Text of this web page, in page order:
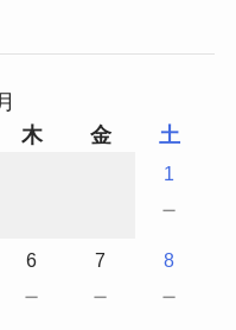
木 金 土
1
－
6
－
7
－
8
－